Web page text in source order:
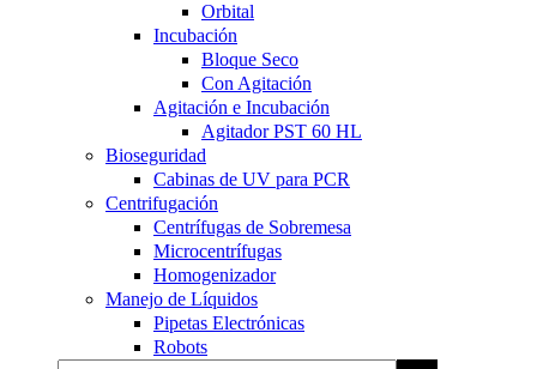
Orbital
Incubación
Bloque Seco
Con Agitación
Agitación e Incubación
Agitador PST 60 HL
Bioseguridad
Cabinas de UV para PCR
Centrifugación
Centrífugas de Sobremesa
Microcentrífugas
Homogenizador
Manejo de Líquidos
Pipetas Electrónicas
Robots